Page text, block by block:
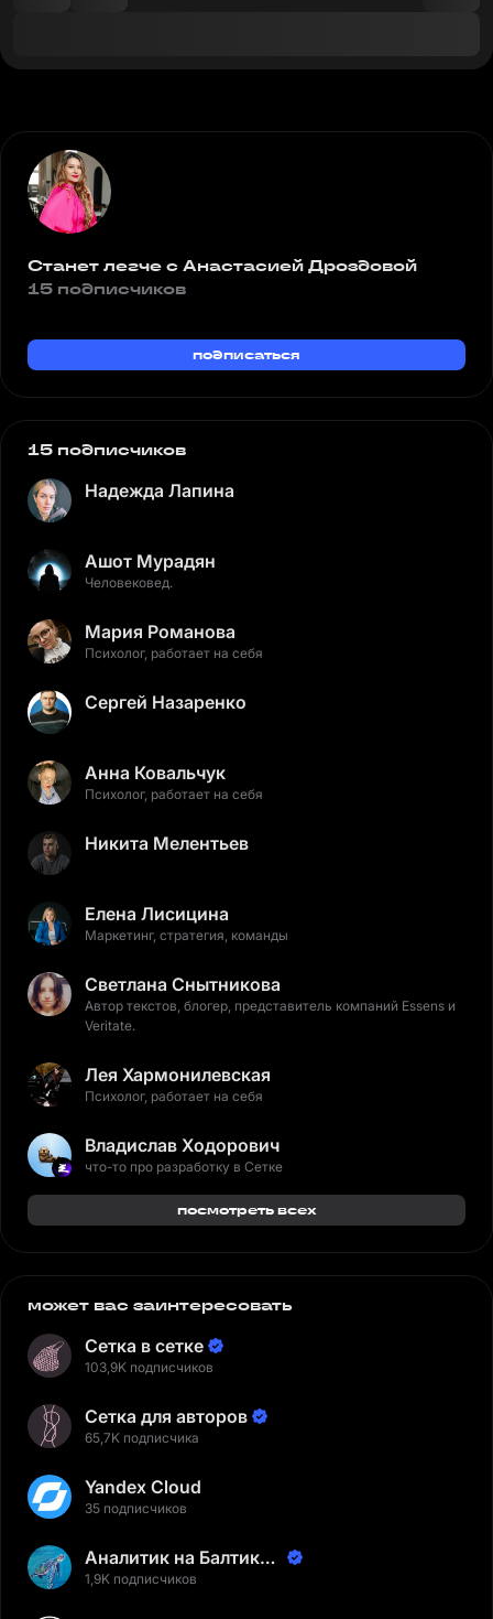
Станет легче с Анастасией Дроздовой
15 подписчиков
подписаться
15 подписчиков
Надежда Лапина
Ашот Мурадян
Человековед.
Мария Романова
Психолог, работает на себя
Сергей Назаренко
Анна Ковальчук
Психолог, работает на себя
Никита Мелентьев
Елена Лисицина
Маркетинг, стратегия, команды
Светлана Снытникова
Автор текстов, блогер, представитель компаний Essens и
Veritate.
Лея Хармонилевская
Психолог, работает на себя
Владислав Ходорович
что-то про разработку в Сетке
посмотреть всех
может вас заинтересовать
Сетка в сетке
103,9K подписчиков
Сетка для авторов
65,7K подписчика
Yandex Cloud
35 подписчиков
Аналитик на Балтике |
Неверов Станислав
1,9K подписчиков